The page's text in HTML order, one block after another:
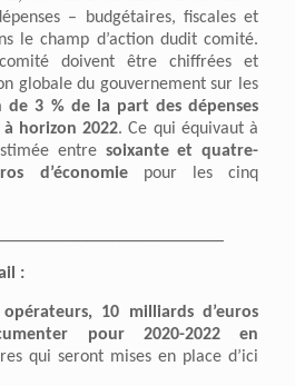
– budgétaires, fiscales et
le champ d’action dudit comité.
doivent être chiffrées et
globale du gouvernement sur les
de 3 % de la part des dépenses
horizon 2022. Ce qui équivaut à
entre soixanteet quatre-
d’économie pour les cinq
:
opérateurs, 10 milliards d’euros
pour 2020-2022 en
qui seront mises en place d’ici